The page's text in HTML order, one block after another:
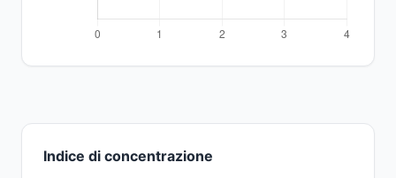
Indice di concentrazione